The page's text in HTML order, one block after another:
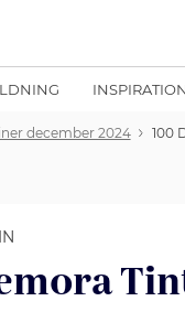
INSPIRATION
december 2024 100